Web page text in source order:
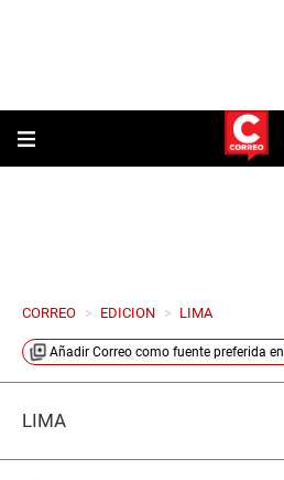
CORREO > EDICION > LIMA
Añadir Correo como fuente preferida en
LIMA